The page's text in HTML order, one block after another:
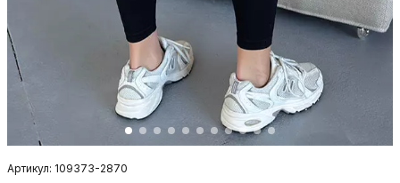
Артикул: 109373-2870